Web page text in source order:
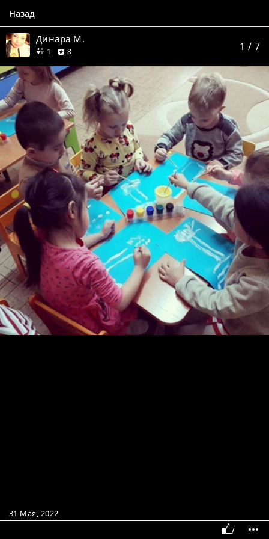
Назад
Динара М.
1 друг 8отзывов 1 / 7
31 Мая, 2022